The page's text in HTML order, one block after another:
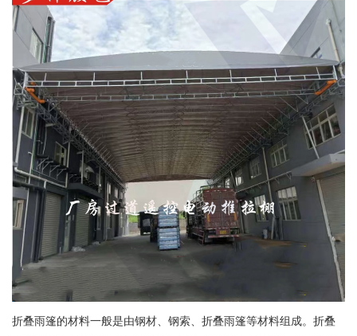
折叠雨篷的材料一般是由钢材、钢索、折叠雨篷等材料组成。折叠